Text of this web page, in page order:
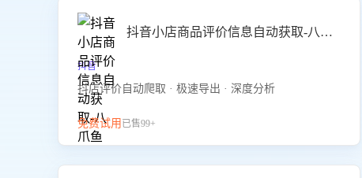
抖音小店商品评价信息自动获取-八爪鱼
抖音
抖店评价自动爬取 · 极速导出 · 深度分析
免费试用 已售99+